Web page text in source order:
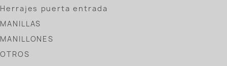
Herrajes puerta entrada
MANILLAS
MANILLONES
OTROS